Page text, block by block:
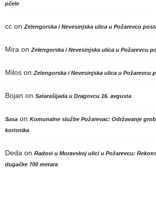
pčele
cc on Zelengorska i Nevesinjska ulica u Požarevcu
Mira on Zelengorska i Nevesinjska ulica u Požarevcu
Milos on Zelengorska i Nevesinjska ulica u Požarevcu
Bojan on Satarašijada u Dragovcu 16. avgusta
Sasa on Komunalne službe Požarevac: Održavanje
korisnika
Deda on Radovi u Moravskoj ulici u Požarevcu:
dugačke 700 metara